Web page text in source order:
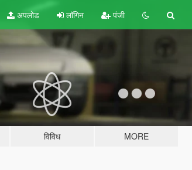
अपलोड लॉगिन पंजी
विविध MORE